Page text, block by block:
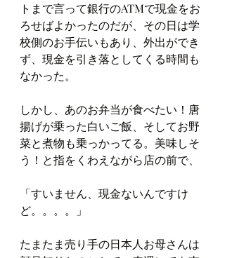
トまで言って銀行のATMで現金をお
ろせばよかったのだが、その日は学
校側のお手伝いもあり、外出ができ
ず、現金を引き落としてくる時間も
なかった。
しかし、あのお弁当が食べたい！唐
揚げが乗った白いご飯、そしてお野
菜と煮物も乗っかってる。美味しそ
う！と指をくわえながら店の前で、
「すいません、現金ないんですけ
ど。。。。」
たまたま売り手の日本人お母さんは